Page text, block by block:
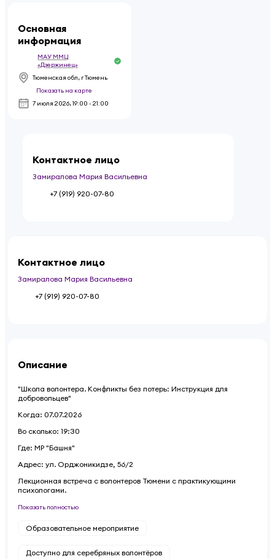
Основная
информация
МАУ ММЦ
«Дзержинец»
Тюменская обл, г Тюмень
Показать на карте
7 июля 2026,19:00 - 21:00
Контактное лицо
Замиралова Мария Васильевна
+7 (919) 920-07-80
Контактное лицо
Замиралова Мария Васильевна
+7 (919) 920-07-80
Описание
"Школа волонтера. Конфликты без потерь: Инструкция для
добровольцев"
Когда: 07.07.2026
Во сколько: 19:30
Где: МР "Башня"
Адрес: ул. Орджоникидзе, 56/2
Лекционная встреча с волонтеров Тюмени с практикующими
психологами.
Показать полностью
Образовательное мероприятие
Доступно для серебряных волонтёров